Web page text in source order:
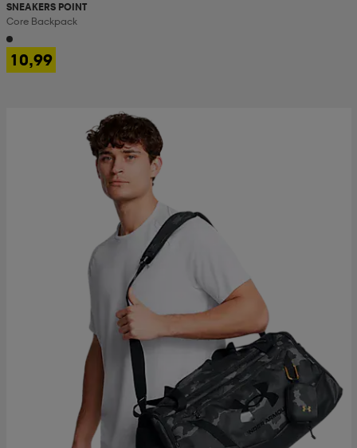
SNEAKERS POINT
Core Backpack
10,99